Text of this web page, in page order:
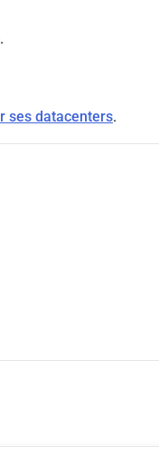
ses datacenters.